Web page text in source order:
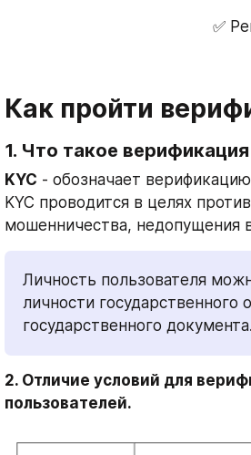
✅
Как пройти
1. Что такое
KYC - обозначает
KYC проводится в целях
мошенничества, недопущения
Личность пользователя
личности государственного
государственного документа.
2. Отличие условий для
пользователей.